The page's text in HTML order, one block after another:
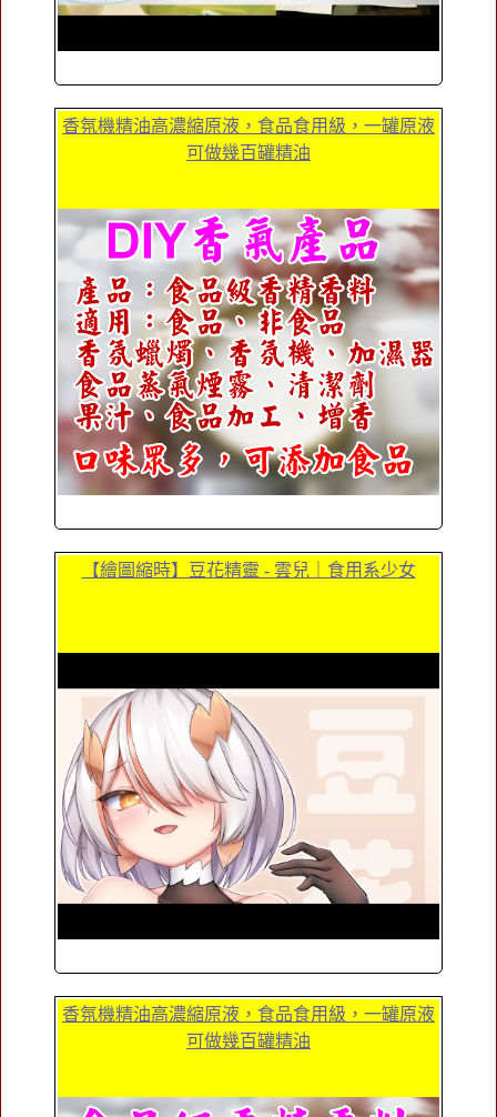
香氛機精油高濃縮原液，食品食用級，一罐原液
可做幾百罐精油
【繪圖縮時】豆花精靈 - 雲兒｜食用系少女
香氛機精油高濃縮原液，食品食用級，一罐原液
可做幾百罐精油